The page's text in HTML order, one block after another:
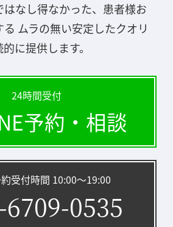
なし得なかった、患者様お
ムラの無い安定したクオリ
に提供します。
受付時間 10:00〜19:00
6709-0535
24時間受付
予約・相談